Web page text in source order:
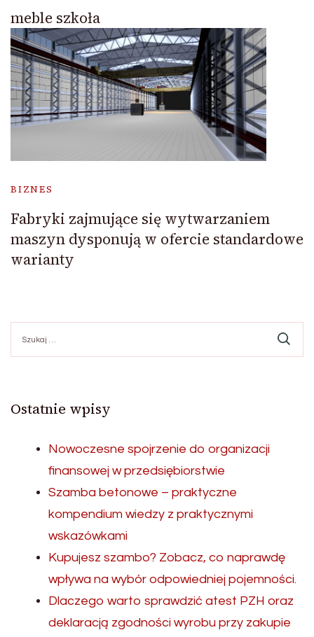
meble szkoła
BIZNES
Fabryki zajmujące się wytwarzaniem
maszyn dysponują w ofercie standardowe
warianty
Ostatnie wpisy
Nowoczesne spojrzenie do organizacji
finansowej w przedsiębiorstwie
Szamba betonowe – praktyczne
kompendium wiedzy z praktycznymi
wskazówkami
Kupujesz szambo? Zobacz, co naprawdę
wpływa na wybór odpowiedniej pojemności.
Dlaczego warto sprawdzić atest PZH oraz
deklaracją zgodności wyrobu przy zakupie